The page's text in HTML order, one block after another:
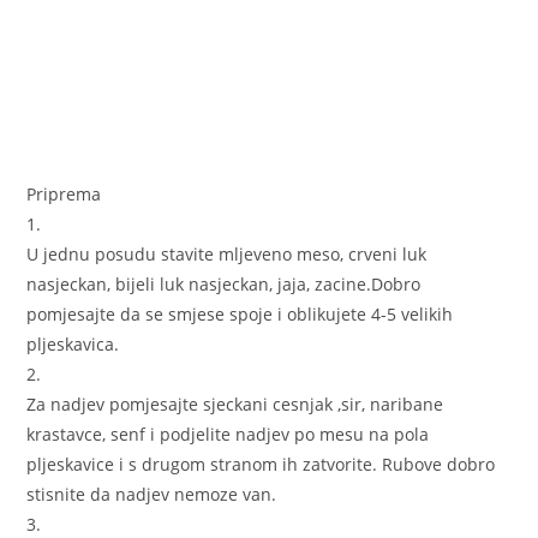
Priprema
1.
U jednu posudu stavite mljeveno meso, crveni luk
nasjeckan, bijeli luk nasjeckan, jaja, zacine.Dobro
pomjesajte da se smjese spoje i oblikujete 4-5 velikih
pljeskavica.
2.
Za nadjev pomjesajte sjeckani cesnjak ,sir, naribane
krastavce, senf i podjelite nadjev po mesu na pola
pljeskavice i s drugom stranom ih zatvorite. Rubove dobro
stisnite da nadjev nemoze van.
3.